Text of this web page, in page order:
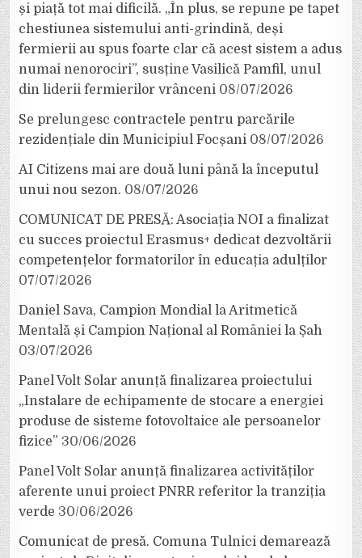
și piață tot mai dificilă. „În plus, se repune pe tapet
chestiunea sistemului anti-grindină, deși
fermierii au spus foarte clar că acest sistem a adus
numai nenorociri”, susține Vasilică Pamfil, unul
din liderii fermierilor vrânceni 08/07/2026
Se prelungesc contractele pentru parcările
rezidențiale din Municipiul Focșani 08/07/2026
AI Citizens mai are două luni până la începutul
unui nou sezon. 08/07/2026
COMUNICAT DE PRESĂ: Asociația NOI a finalizat
cu succes proiectul Erasmus+ dedicat dezvoltării
competențelor formatorilor în educația adulților
07/07/2026
Daniel Sava, Campion Mondial la Aritmetică
Mentală și Campion Național al României la Șah
03/07/2026
Panel Volt Solar anunță finalizarea proiectului
„Instalare de echipamente de stocare a energiei
produse de sisteme fotovoltaice ale persoanelor
fizice” 30/06/2026
Panel Volt Solar anunță finalizarea activităților
aferente unui proiect PNRR referitor la tranziția
verde 30/06/2026
Comunicat de presă. Comuna Tulnici demarează